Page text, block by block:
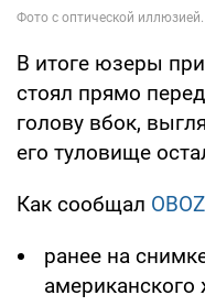
В итоге юзеры
стоял прямо
голову вбок,
его туловище
Как сообщал
ранее на
американского